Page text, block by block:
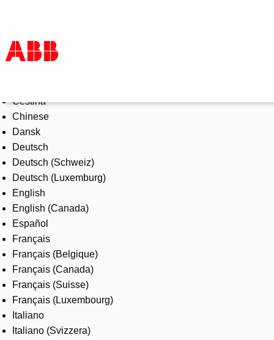
Products & Solutions
Industries
Services
About us
Where to buy
Contact us
Careers
Čeština
Chinese
Dansk
Deutsch
Deutsch (Schweiz)
Deutsch (Luxemburg)
English
English (Canada)
Español
Français
Français (Belgique)
Français (Canada)
Français (Suisse)
Français (Luxembourg)
Italiano
Italiano (Svizzera)